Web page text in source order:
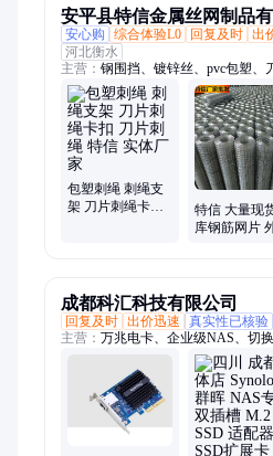
安平县特信金属丝网制品
安心购
综合体验L0 回复及时 出
河北衡水
主营： 钢围挡、镀锌丝、pvc包塑、
马栏、防护网、pvc围挡、围栏网
锌护栏、护栏网、pvc围栏、pvc草
栏、隔离网、钢筋防护棚、钢筋堆
建筑网片、冲孔网
包塑刺绳 刺绳支
架 刀片刺绳卡扣
特信 大量现
库钢筋网片
成都科汇科技有限公司
回复及时 出价迅速 真实性已核验
主营： 万兆电卡、企业级NAS、切